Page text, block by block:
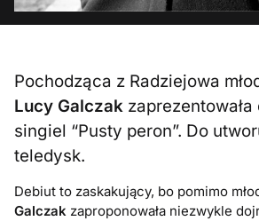
Pochodząca z Radziejowa
Lucy Galczak
singiel “Pusty peron”. Do
teledysk.
Debiut to zaskakujący, bo pomimo
Galczak zaproponowała niezwykle